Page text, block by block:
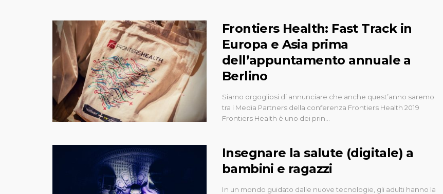
Frontiers Health: Fast Track in
Europa e Asia prima
dell’appuntamento annuale a
Berlino
Siamo orgogliosi di annunciare che anche quest’anno saremo
tra i Media Partners della conferenza Frontiers Health 2019
Frontiers Health è uno dei prin…
Insegnare la salute (digitale) a
bambini e ragazzi
In un mondo guidato dalle nuove tecnologie, gli adulti hanno la